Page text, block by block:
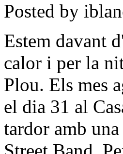
Posted by
Estem davant
calor i per la
Plou. Els mes
el dia 31 al
tardor amb